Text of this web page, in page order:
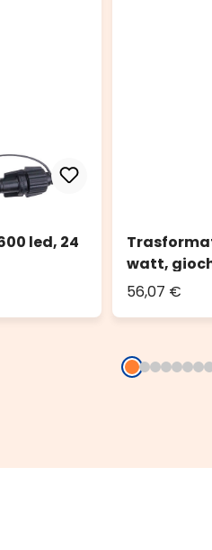
led, 24
watt,
56,07 €